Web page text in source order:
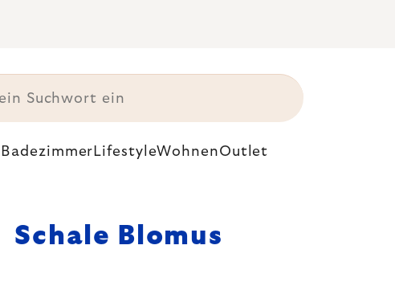
Badezimmer LifestyleWohnenOutlet
Schale Blomus